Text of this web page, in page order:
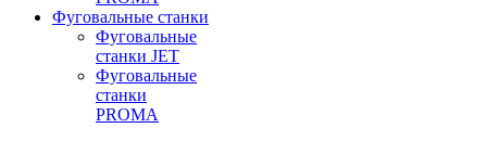
Фуговальные станки
Фуговальные
станки JET
Фуговальные
станки
PROMA